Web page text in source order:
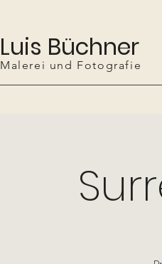
Luis Büchner
Malerei und Fotografie